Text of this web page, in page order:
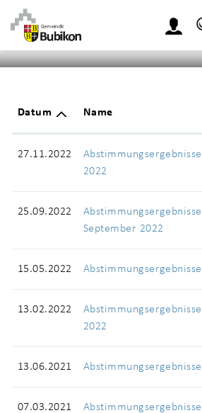
zur Startseite
Direkt zur Hauptnavigation
Direkt zum Inhalt
Direkt zur Suche
Direkt zum Stichwortverzeichnis
Kopfzeile
Inhalt
Home
Resultate
(ausgewählt)
Datum Name
27.11.2022
2022
25.09.2022
September 2022
15.05.2022
13.02.2022
2022
13.06.2021
07.03.2021